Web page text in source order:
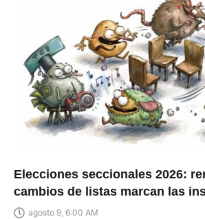
Elecciones seccionales 2026:
cambios de listas marcan las
agosto 9, 6:00 AM